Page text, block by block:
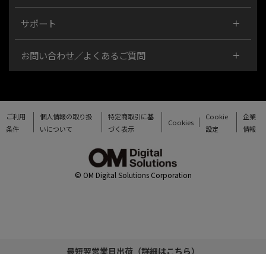
最短翌営業日出荷（詳細はこちら）
サポート
お問い合わせ／よくあるご質問
ご利用
条件
個人情報の取り扱
いについて
特定商取引に基
づく表示
Cookies
Cookie
設定
企業
情報
© OM Digital Solutions Corporation